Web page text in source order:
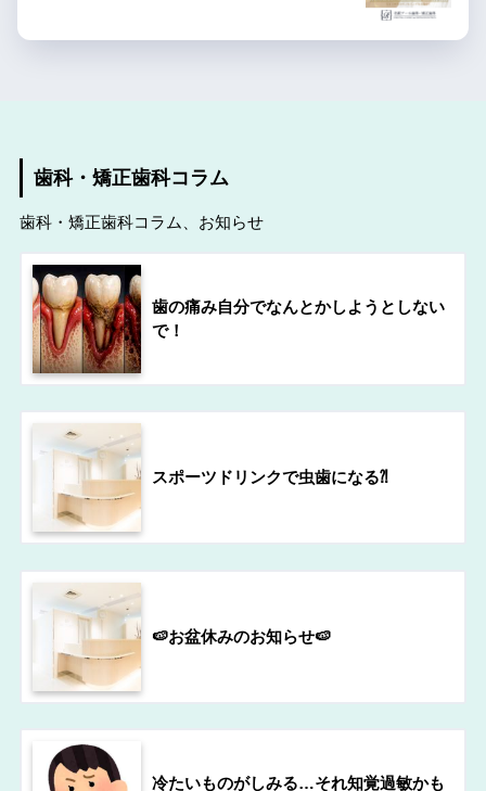
歯科・矯正歯科コラム
歯科・矯正歯科コラム、お知らせ
歯の痛み自分でなんとかしようとしない
で！
スポーツドリンクで虫歯になる⁈
🍉お盆休みのお知らせ🍉
冷たいものがしみる…それ知覚過敏かも